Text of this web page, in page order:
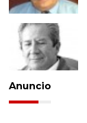
Anuncio